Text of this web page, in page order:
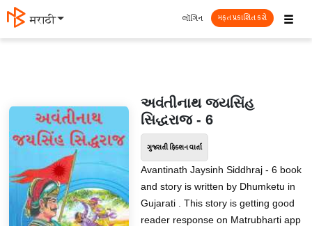
मराठी ☰
લૉગિન મફત પ્રકાશિત કરો
અવંતીનાથ જયસિંહ
સિદ્ધરાજ - 6
ગુજરાતી ફિક્શન વાર્તા
Avantinath Jaysinh Siddhraj - 6 book
and story is written by Dhumketu in
Gujarati . This story is getting good
reader response on Matrubharti app